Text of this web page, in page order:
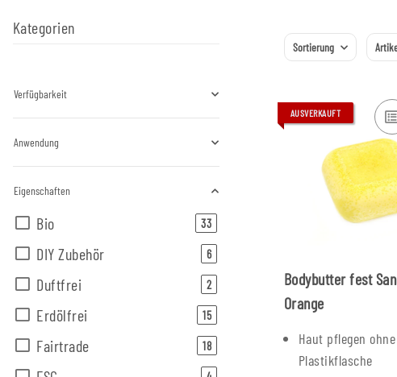
Sortierung
AUSVERKAUFT
Bodybutter fest
Orange
Haut pflegen ohne
Plastikflasche
Kategorien
Verfügbarkeit
Anwendung
Eigenschaften
Bio 33Artikel gefunden
DIY Zubehör 6Artikel gefunden
Duftfrei 2Artikel gefunden
Erdölfrei 15Artikel gefunden
Fairtrade 18Artikel gefunden